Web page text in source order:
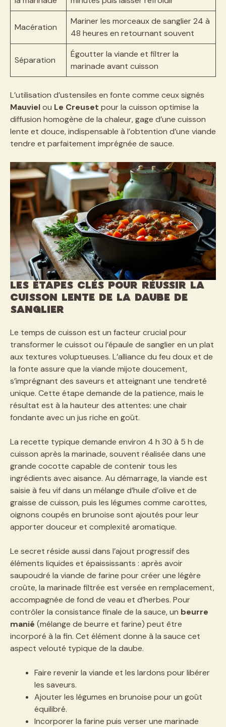
Macération
Mariner les morceaux de sanglier 24 à
48 heures en retournant souvent
Séparation
Égoutter la viande et filtrer la
marinade avant cuisson
L’utilisation d’ustensiles en fonte comme ceux signés
Mauvielou Le Creuset pour la cuisson optimise la
diffusion homogène de la chaleur, gage d’une cuisson
lente et douce, indispensable à l’obtention d’une viande
tendre et parfaitement imprégnée de sauce.
Les étapes clés pour réussir la
cuisson lente de la daube de
sanglier
Le temps de cuisson est un facteur crucial pour
transformer le cuissot ou l’épaule de sanglier en un plat
aux textures voluptueuses. L’alliance du feu doux et de
la fonte assure que la viande mijote doucement,
s’imprégnant des saveurs et atteignant une tendreté
unique. Cette étape demande de la patience, mais le
résultat est à la hauteur des attentes: une chair
fondante avec un jus riche en goût.
La recette typique demande environ 4 h 30 à 5 h de
cuisson après la marinade, souvent réalisée dans une
grande cocotte capable de contenir tous les
ingrédients avec aisance. Au démarrage, la viande est
saisie à feu vif dans un mélange d’huile d’olive et de
graisse de cuisson, puis les légumes comme carottes,
oignons coupés en brunoise sont ajoutés pour leur
apporter douceur et complexité aromatique.
Le secret réside aussi dans l’ajout progressif des
éléments liquides et épaississants : après avoir
saupoudré la viande de farine pour créer une légère
croûte, la marinade filtrée est versée en remplacement,
accompagnée de fond de veau et d’herbes. Pour
contrôler la consistance finale de la sauce, un beurre
manié (mélange de beurre et farine) peut être
incorporé à la fin. Cet élément donne à la sauce cet
aspect velouté typique de la daube.
Faire revenir la viande et les lardons pour libérer
les saveurs.
Ajouter les légumes en brunoise pour un goût
équilibré.
Incorporer la farine puis verser une marinade